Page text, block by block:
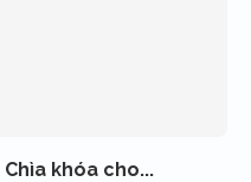
khóa cho...